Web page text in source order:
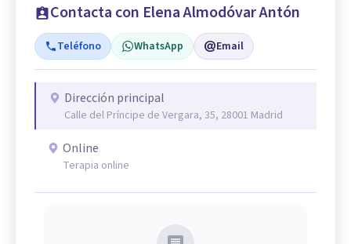
Contacta con Elena Almodóvar Antón
Teléfono WhatsApp Email
Dirección principal
Calle del Príncipe de Vergara, 35, 28001 Madrid
Online
Terapia online